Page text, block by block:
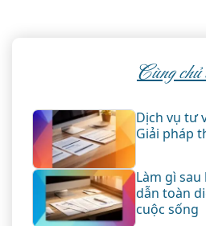
Cùng chủ
Dịch vụ tư
Giải pháp
Làm gì
dẫn toàn
cuộc sống